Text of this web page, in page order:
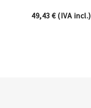
49,43€(IVA incl.)